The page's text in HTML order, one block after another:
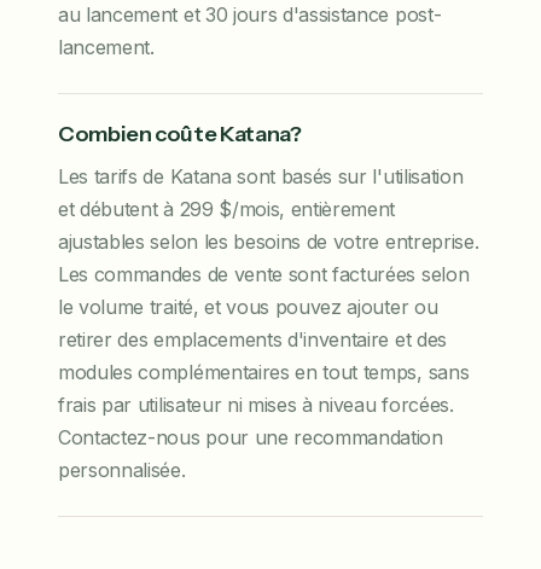
au lancement et 30 jours d'assistance post-
lancement.
Combien coûte Katana?
Les tarifs de Katana sont basés sur l'utilisation
et débutent à 299 $/mois, entièrement
ajustables selon les besoins de votre entreprise.
Les commandes de vente sont facturées selon
le volume traité, et vous pouvez ajouter ou
retirer des emplacements d'inventaire et des
modules complémentaires en tout temps, sans
frais par utilisateur ni mises à niveau forcées.
Contactez-nous pour une recommandation
personnalisée.